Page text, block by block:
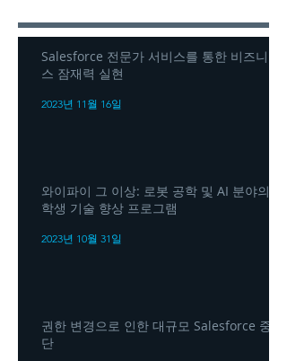
Salesforce 전문가 서비스를 통한 비즈니
스 잠재력 실현
2023년 11월 16일
와이파이 그 이상: 로봇 공학 및 AI 분야의
학생 기술 향상 프로그램
2023년 10월 31일
권한 변경으로 인한 대규모 Salesforce 중
단